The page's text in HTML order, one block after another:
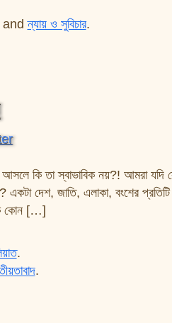
andন্যায় ও সুবিচার.
কি তা স্বাভাবিক নয়?! আমরা যদি
দেশ, জাতি, এলাকা, বংশের
কোন […]
.
.